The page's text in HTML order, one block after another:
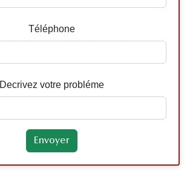
Téléphone
Decrivez votre probléme